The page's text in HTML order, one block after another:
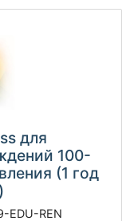
для
100-
(1 год
EDU-REN